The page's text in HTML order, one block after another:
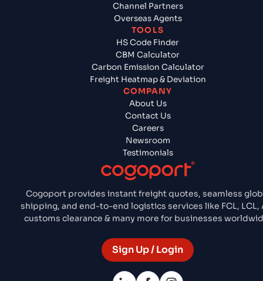
Cogoport provides instant freight quotes, seamless
shipping, and end-to-end logistics services like FCL, LCL,
customs clearance & many more for businesses
Sign Up / Login
Channel Partners
Overseas Agents
TOOLS
HS Code Finder
CBM Calculator
Carbon Emission Calculator
Freight Heatmap & Deviation
COMPANY
About Us
Contact Us
Careers
Newsroom
Testimonials